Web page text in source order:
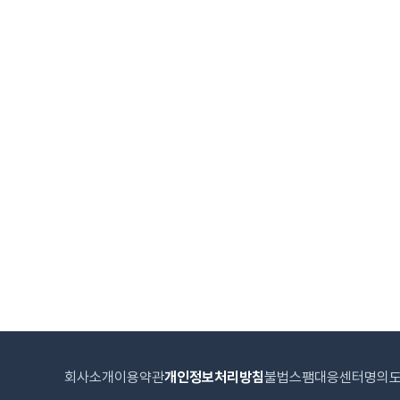
회사소개 이용약관개인정보처리방침불법스팸대응센터 명의